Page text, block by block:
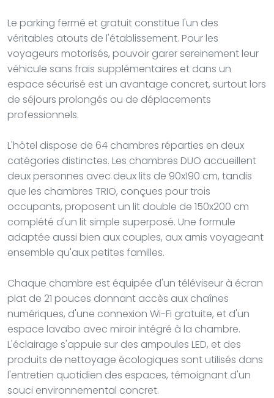
Le parking fermé et gratuit constitue l'un des
véritables atouts de l'établissement. Pour les
voyageurs motorisés, pouvoir garer sereinement leur
véhicule sans frais supplémentaires et dans un
espace sécurisé est un avantage concret, surtout lors
de séjours prolongés ou de déplacements
professionnels.
L'hôtel dispose de 64 chambres réparties en deux
catégories distinctes. Les chambres DUO accueillent
deux personnes avec deux lits de 90x190 cm, tandis
que les chambres TRIO, conçues pour trois
occupants, proposent un lit double de 150x200 cm
complété d'un lit simple superposé. Une formule
adaptée aussi bien aux couples, aux amis voyageant
ensemble qu'aux petites familles.
Chaque chambre est équipée d'un téléviseur à écran
plat de 21 pouces donnant accès aux chaînes
numériques, d'une connexion Wi-Fi gratuite, et d'un
espace lavabo avec miroir intégré à la chambre.
L'éclairage s'appuie sur des ampoules LED, et des
produits de nettoyage écologiques sont utilisés dans
l'entretien quotidien des espaces, témoignant d'un
souci environnemental concret.